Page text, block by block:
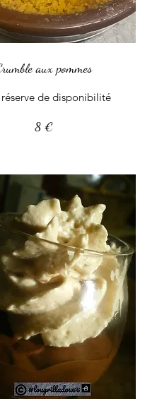
aux pommes
réserve de disponibilité
8 €